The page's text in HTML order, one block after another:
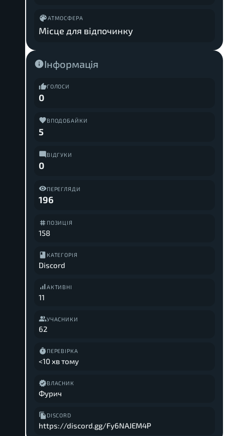
АТМОСФЕРА
Місце для відпочинку
Інформація
ГОЛОСИ
0
ВПОДОБАЙКИ
5
ВІДГУКИ
0
ПЕРЕГЛЯДИ
196
ПОЗИЦІЯ
158
КАТЕГОРІЯ
Discord
АКТИВНІ
11
УЧАСНИКИ
62
ПЕРЕВІРКА
<10 хв тому
ВЛАСНИК
Фурич
DISCORD
https://discord.gg/Fy6NAJEM4P